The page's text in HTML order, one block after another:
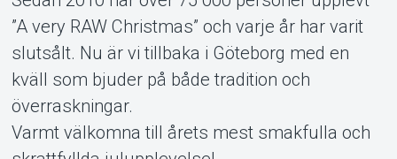
”A very RAW Christmas” och varje år har varit
slutsålt. Nu är vi tillbaka i Göteborg med en
kväll som bjuder på både tradition och
överraskningar.
Varmt välkomna till årets mest smakfulla och
skrattfyllda julupplevelse!